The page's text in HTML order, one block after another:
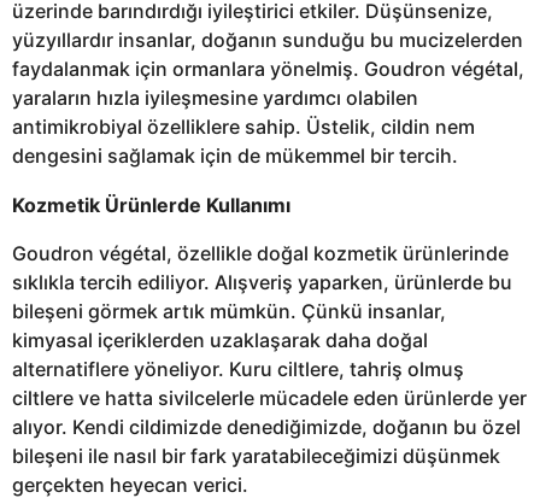
üzerinde barındırdığı iyileştirici etkiler. Düşünsenize,
yüzyıllardır insanlar, doğanın sunduğu bu mucizelerden
faydalanmak için ormanlara yönelmiş. Goudron végétal,
yaraların hızla iyileşmesine yardımcı olabilen
antimikrobiyal özelliklere sahip. Üstelik, cildin nem
dengesini sağlamak için de mükemmel bir tercih.
Kozmetik Ürünlerde Kullanımı
Goudron végétal, özellikle doğal kozmetik ürünlerinde
sıklıkla tercih ediliyor. Alışveriş yaparken, ürünlerde bu
bileşeni görmek artık mümkün. Çünkü insanlar,
kimyasal içeriklerden uzaklaşarak daha doğal
alternatiflere yöneliyor. Kuru ciltlere, tahriş olmuş
ciltlere ve hatta sivilcelerle mücadele eden ürünlerde yer
alıyor. Kendi cildimizde denediğimizde, doğanın bu özel
bileşeni ile nasıl bir fark yaratabileceğimizi düşünmek
gerçekten heyecan verici.